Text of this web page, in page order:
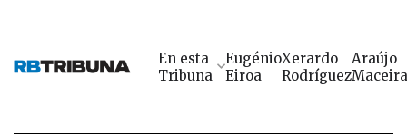
En esta
Tribuna
Eugénio
Eiroa
Xerardo
Rodríguez
Araújo
Maceira